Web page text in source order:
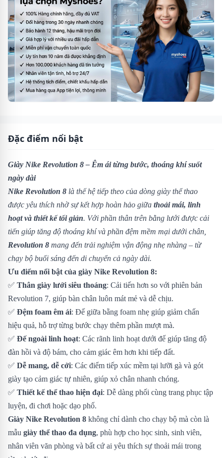
Đặc điểm nổi bật
Giày Nike Revolution 8 – Êm ái từng bước, thoáng khí suốt
ngày dài
Nike Revolution 8 là thế hệ tiếp theo của dòng giày thể thao
được yêu thích nhờ sự kết hợp hoàn hảo giữa thoải mái, linh
hoạt và thiết kế tối giản. Với phần thân trên bằng lưới được cải
tiến giúp tăng độ thoáng khí và phần đệm mềm mại dưới chân,
Revolution 8 mang đến trải nghiệm vận động nhẹ nhàng – từ
chạy bộ buổi sáng đến di chuyển cả ngày dài.
Ưu điểm nổi bật của giày Nike Revolution 8:
✅ Thân giày lưới siêu thoáng: Cải tiến hơn so với phiên bản
Revolution 7, giúp bàn chân luôn mát mẻ và dễ chịu.
✅ Đệm foam êm ái: Đế giữa bằng foam nhẹ giúp giảm chấn
hiệu quả, hỗ trợ từng bước chạy thêm phần mượt mà.
✅ Đế ngoài linh hoạt: Các rãnh linh hoạt dưới đế giúp tăng độ
đàn hồi và độ bám, cho cảm giác êm hơn khi tiếp đất.
✅ Dễ mang, dễ cởi: Các điểm tiếp xúc mềm tại lưỡi gà và gót
giày tạo cảm giác tự nhiên, giúp xỏ chân nhanh chóng.
✅ Thiết kế thể thao hiện đại: Dễ dàng phối cùng trang phục tập
luyện, đi chơi hoặc dạo phố.
Giày Nike Revolution 8 không chỉ dành cho chạy bộ mà còn là
mẫu giày thể thao đa dụng, phù hợp cho học sinh, sinh viên,
nhân viên văn phòng và bất cứ ai yêu thích sự thoải mái trong